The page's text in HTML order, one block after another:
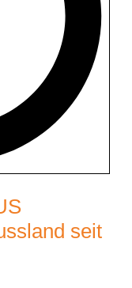
seit